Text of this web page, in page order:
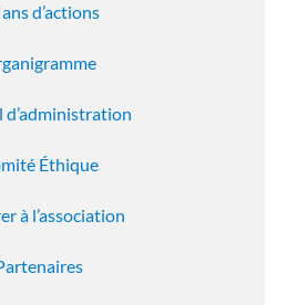
d’actions
d’administration
Éthique
à l’association